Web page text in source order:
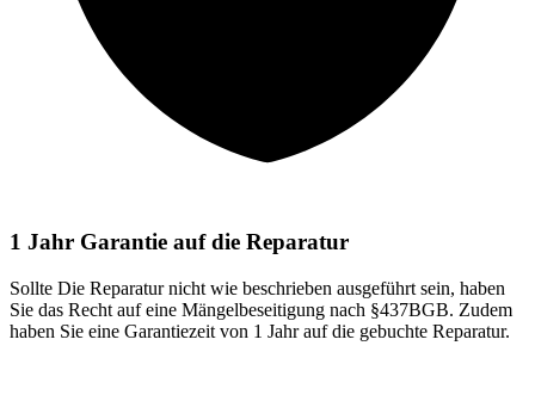
1 Jahr Garantie auf die Reparatur
Sollte Die Reparatur nicht wie beschrieben ausgeführt sein, haben
Sie das Recht auf eine Mängelbeseitigung nach §437BGB. Zudem
haben Sie eine Garantiezeit von 1 Jahr auf die gebuchte Reparatur.